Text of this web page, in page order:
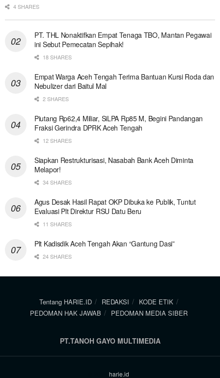
4 SHARES
PT. THL Nonaktifkan Empat Tenaga TBO, Mantan Pegawai
ini Sebut Pemecatan Sepihak!
18 SHARES
Empat Warga Aceh Tengah Terima Bantuan Kursi Roda dan
Nebulizer dari Baitul Mal
2 SHARES
Piutang Rp62,4 Miliar, SiLPA Rp85 M, Begini Pandangan
Fraksi Gerindra DPRK Aceh Tengah
12 SHARES
Siapkan Restrukturisasi, Nasabah Bank Aceh Diminta
Melapor!
34 SHARES
Agus Desak Hasil Rapat OKP Dibuka ke Publik, Tuntut
Evaluasi Plt Direktur RSU Datu Beru
11 SHARES
Plt Kadisdik Aceh Tengah Akan “Gantung Dasi”
24 SHARES
Tentang HARIE.ID REDAKSI
KODE ETIK
PEDOMAN HAK JAWAB
PEDOMAN MEDIA SIBER
PT.TANOH GAYO MULTIMEDIA
harie.id